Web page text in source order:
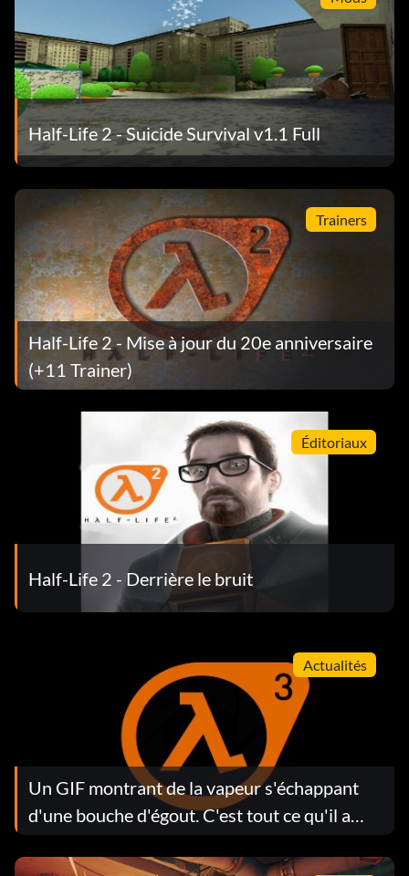
Half-Life 2 - Suicide Survival v1.1 Full
Trainers
Half-Life 2 - Mise à jour du 20e anniversaire
(+11 Trainer)
Éditoriaux
Half-Life 2 - Derrière le bruit
Actualités
Un GIF montrant de la vapeur s'échappant
d'une bouche d'égout. C'est tout ce qu'il a